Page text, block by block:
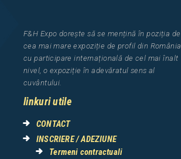
F&H Expo dorește să se mențină în poziția de
cea mai mare expoziție de profil din România
cu participare internațională de cel maiînalt
nivel, o expoziție în adevăratul sens al
cuvântului.
linkuri utile
CONTACT
INSCRIERE / ADEZIUNE
Termeni contractuali